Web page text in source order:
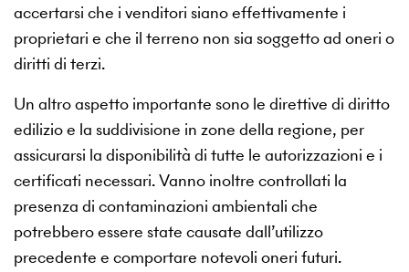
accertarsi che i venditori siano effettivamente i
proprietari e che il terreno non sia soggetto ad oneri o
diritti di terzi.
Un altro aspetto importante sono le direttive di diritto
edilizio e la suddivisione in zone della regione, per
assicurarsi la disponibilità di tutte le autorizzazioni e i
certificati necessari. Vanno inoltre controllati la
presenza di contaminazioni ambientali che
potrebbero essere state causate dall’utilizzo
precedente e comportare notevoli oneri futuri.